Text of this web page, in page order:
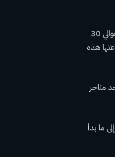
وقال إيفانز يوم الاثنين أثناء قيامه بجولة مع ممثلي المتحف الوطني لتاريخ الجنازات في هيوستن الذين غادروا بحوالي 30
هذه
متاجر
ما بدأ